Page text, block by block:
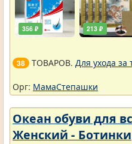
356 ₽ 213 ₽
38 ТОВАРОВ. Для ухода за
Орг: МамаСтепашки
Океан обуви для
Женский - Ботинки